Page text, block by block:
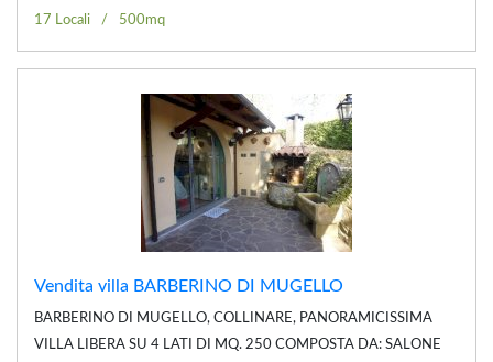
17 Locali 500mq
Vendita villa BARBERINO DI MUGELLO
BARBERINO DI MUGELLO, COLLINARE, PANORAMICISSIMA
VILLA LIBERA SU 4 LATI DI MQ. 250 COMPOSTA DA: SALONE